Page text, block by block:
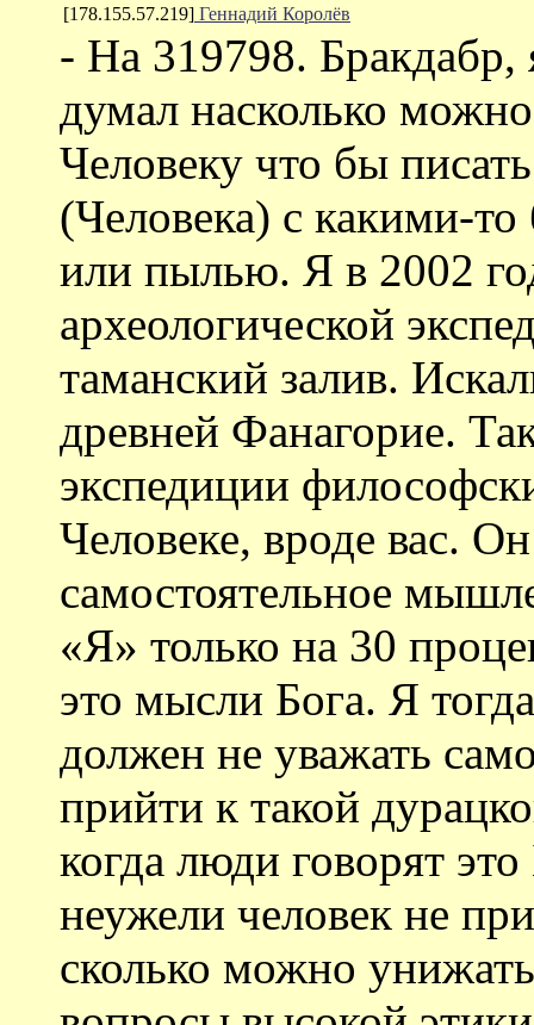
[178.155.57.219] Геннадий Королёв
- На 319798.
думал насколько
Человеку что бы
(Человека) с какими-
или пылью. Я в 2002
археологической
таманский залив.
древней Фанагорие.
экспедиции
Человеке, вроде вас.
самостоятельное
«Я» только на 30
это мысли Бога. Я
должен не уважать
прийти к такой
когда люди говорят
неужели человек не
сколько можно